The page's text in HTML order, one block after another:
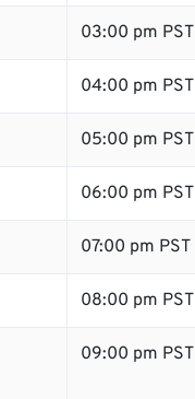
03:00 pm PST
04:00 pm PST
05:00 pm PST
06:00 pm PST
07:00 pm PST
08:00 pm PST
09:00 pm PST